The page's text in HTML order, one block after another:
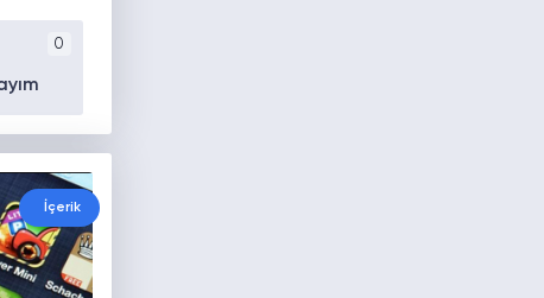
0
İçerik